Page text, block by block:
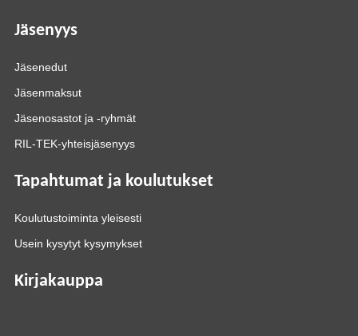
Jäsenyys
Jäsenedut
Jäsenmaksut
Jäsenosastot ja -ryhmät
RIL-TEK-yhteisjäsenyys
Tapahtumat ja koulutukset
Koulutustoiminta yleisesti
Usein kysytyt kysymykset
Kirjakauppa